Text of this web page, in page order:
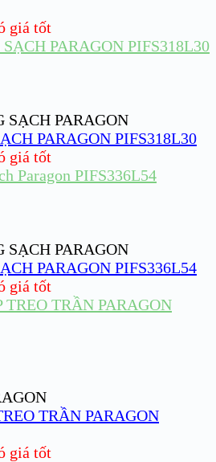
giá tốt
SẠCH PARAGON
PARAGON PIFS318L30
giá tốt
SẠCH PARAGON
PARAGON PIFS336L54
giá tốt
TRẦN PARAGON
giá tốt